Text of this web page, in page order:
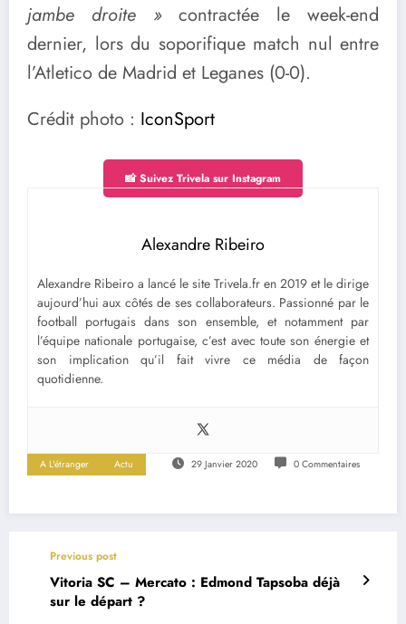
jambe droite »contractée le week-end
dernier, lors du soporifique match nul entre
l’Atletico de Madrid et Leganes (0-0).
Crédit photo : IconSport
📸 Suivez Trivela sur Instagram
Alexandre Ribeiro
Alexandre Ribeiro a lancé le site Trivela.fr en 2019 et le dirige
aujourd’hui aux côtés de ses collaborateurs. Passionné par le
football portugais dans son ensemble, et notamment par
l’équipe nationale portugaise, c’est avec toute son énergie et
son implication qu’il fait vivre ce média de façon
quotidienne.
A L'étranger Actu 29 Janvier 2020 0 Commentaires
Previous post
Vitoria SC – Mercato : Edmond Tapsoba déjà
sur le départ ?